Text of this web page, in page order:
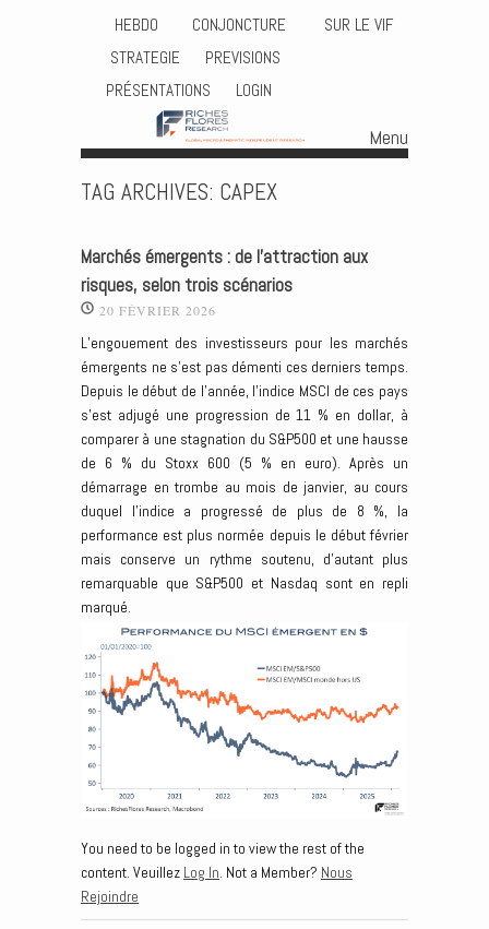
HEBDO CONJONCTURE
SUR LE VIF
STRATEGIE
PREVISIONS
PRÉSENTATIONS
LOGIN
Menu
TAG ARCHIVES: CAPEX
Marchés émergents : de l’attraction aux
risques, selon trois scénarios
20 FÉVRIER 2026
L’engouement des investisseurs pour les marchés
émergents ne s’est pas démenti ces derniers temps.
Depuis le début de l’année, l’indice MSCI de ces pays
s’est adjugé une progression de 11 % en dollar, à
comparer à une stagnation du S&P500 et une hausse
de 6 % du Stoxx 600 (5 % en euro). Après un
démarrage en trombe au mois de janvier, au cours
duquel l’indice a progressé de plus de 8 %, la
performance est plus normée depuis le début février
mais conserve un rythme soutenu, d’autant plus
remarquable que S&P500 et Nasdaq sont en repli
marqué.
You need to be logged in to view the rest of the
content. Veuillez Log In. Not a Member? Nous
Rejoindre